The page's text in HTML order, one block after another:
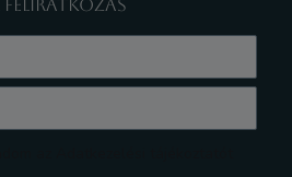
FELIRATKOZÁS